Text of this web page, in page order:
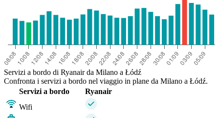
Servizi a bordo di Ryanair da Milano a Łódź
Confronta i servizi a bordo nel viaggio in plane da Milano a Łódź.
Servizi a bordo
Ryanair
Wifi